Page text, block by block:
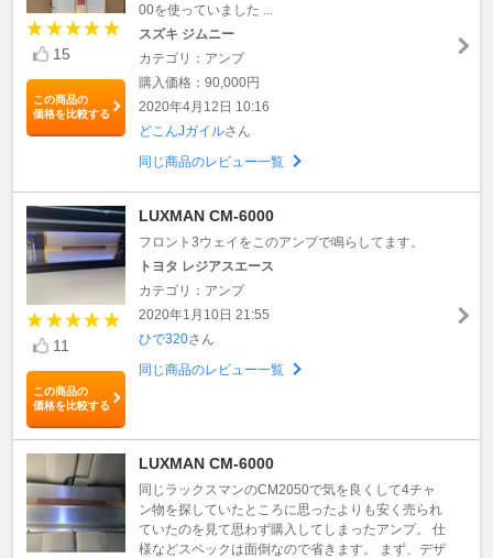
15
この商品の
価格を比較する
00を使っていました ...
スズキ ジムニー
カテゴリ：アンプ
購入価格：90,000円
2020年4月12日 10:16
どこんJガイルさん
同じ商品のレビュー一覧
11
この商品の
価格を比較する
LUXMAN CM-6000
フロント3ウェイをこのアンプで鳴らしてます。
トヨタ レジアスエース
カテゴリ：アンプ
2020年1月10日 21:55
ひで320さん
同じ商品のレビュー一覧
LUXMAN CM-6000
同じラックスマンのCM2050で気を良くして4チャ
ン物を探していたところに思ったよりも安く売られ
ていたのを見て思わず購入してしまったアンプ。 仕
様などスペックは面倒なので省きます。 まず、デザ